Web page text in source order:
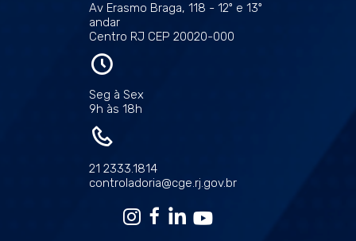
Av Erasmo Braga, 118 - 12º e 13º
andar
Centro RJ CEP 20020-000
Seg à Sex
9h às 18h
21 2333.1814
controladoria@cge.rj.gov.br